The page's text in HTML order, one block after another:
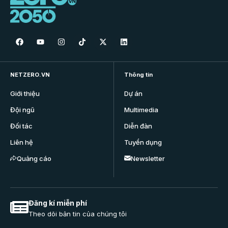
NETZERO.VN
Giới thiệu
Đội ngũ
Đối tác
Liên hệ
Quảng cáo
Thông tin
Dự án
Multimedia
Diễn đàn
Tuyển dụng
Newsletter
Đăng kí miễn phí
Theo dõi bản tin của chúng tôi